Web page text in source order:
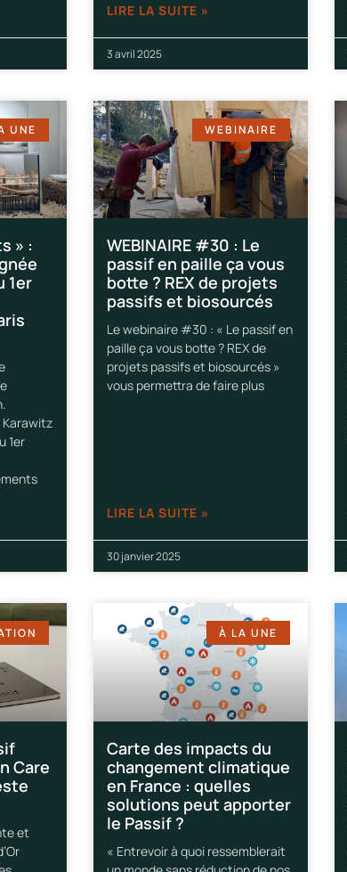
LIRE LA SUITE »
3 avril 2025
UNE
» :
1er
Karawitz
1er
WEBINAIRE
WEBINAIRE #30 : Le
passif en paille ça vous
botte ? REX de projets
passifs et biosourcés
Le webinaire #30 : « Le passif en
paille ça vous botte ? REX de
projets passifs et biosourcés »
vous permettra de faire plus
LIRE LA SUITE »
30 janvier 2025
Care
et
À LA UNE
Carte des impacts du
changement climatique
en France : quelles
solutions peut apporter
le Passif ?
« Entrevoir à quoi ressemblerait